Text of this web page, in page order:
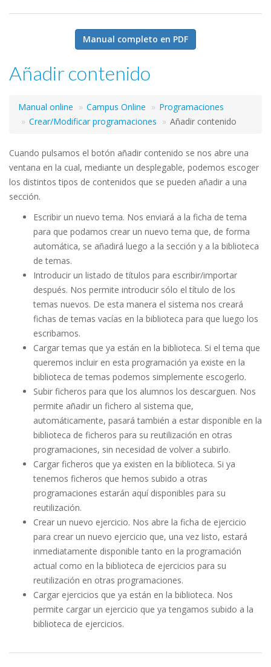
Manual completo en PDF
Añadir contenido
Manual online Campus Online
Programaciones
Crear/Modificar programaciones
Añadir contenido
Cuando pulsamos el botón añadir contenido se nos abre una
ventana en la cual, mediante un desplegable, podemos escoger
los distintos tipos de contenidos que se pueden añadir a una
sección.
Escribir un nuevo tema. Nos enviará a la ficha de tema
para que podamos crear un nuevo tema que, de forma
automática, se añadirá luego a la sección y a la biblioteca
de temas.
Introducir un listado de títulos para escribir/importar
después. Nos permite introducir sólo el título de los
temas nuevos. De esta manera el sistema nos creará
fichas de temas vacías en la biblioteca para que luego los
escribamos.
Cargar temas que ya están en la biblioteca. Si el tema que
queremos incluir en esta programación ya existe en la
biblioteca de temas podemos simplemente escogerlo.
Subir ficheros para que los alumnos los descarguen. Nos
permite añadir un fichero al sistema que,
automáticamente, pasará también a estar disponible en la
biblioteca de ficheros para su reutilización en otras
programaciones, sin necesidad de volver a subirlo.
Cargar ficheros que ya existen en la biblioteca. Si ya
tenemos ficheros que hemos subido a otras
programaciones estarán aquí disponibles para su
reutilización.
Crear un nuevo ejercicio. Nos abre la ficha de ejercicio
para crear un nuevo ejercicio que, una vez listo, estará
inmediatamente disponible tanto en la programación
actual como en la biblioteca de ejercicios para su
reutilización en otras programaciones.
Cargar ejercicios que ya están en la biblioteca. Nos
permite cargar un ejercicio que ya tengamos subido a la
biblioteca de ejercicios.